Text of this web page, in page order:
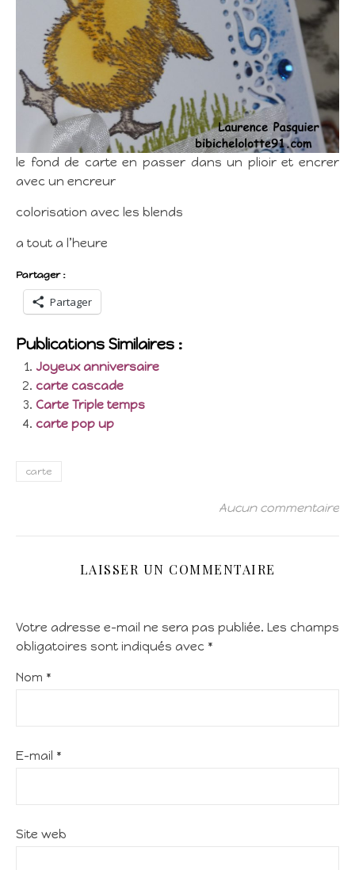
le fond de carte en passer dans un plioir et encrer
avec un encreur
colorisation avec les blends
a tout a l’heure
Partager :
Partager
Publications Similaires :
Joyeux anniversaire
carte cascade
Carte Triple temps
carte pop up
carte
Aucun commentaire
LAISSER UN COMMENTAIRE
Votre adresse e-mail ne sera pas publiée. Les champs
obligatoires sont indiqués avec *
Nom *
E-mail *
Site web